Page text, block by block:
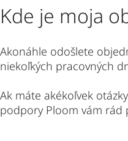
Kde je moja
Akonáhle odošlete
niekoľkých pracovných
Ak máte akékoľvek
podpory Ploom vám rád